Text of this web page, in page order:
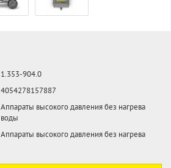
1.353-904.0
4054278157887
Аппараты высокого давления без нагрева
воды
Аппараты высокого давления без нагрева